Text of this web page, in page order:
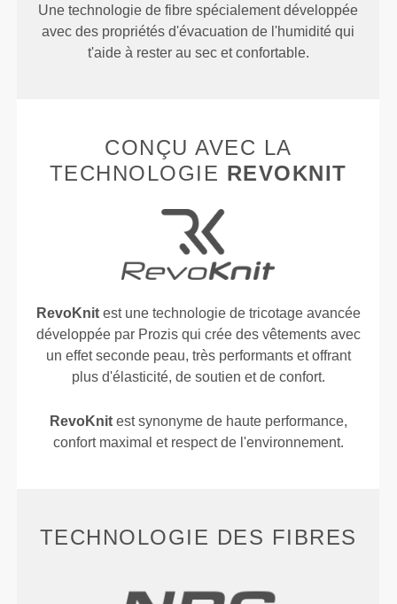
Une technologie de fibre spécialement développée
avec des propriétés d'évacuation de l'humidité qui
t'aide à rester au sec et confortable.
CONÇU AVEC LA
TECHNOLOGIE REVOKNIT
RevoKnitest une technologie de tricotage avancée
développée par Prozis qui crée des vêtements avec
un effet seconde peau, très performants et offrant
plus d'élasticité, de soutien et de confort.
RevoKnitest synonyme de haute performance,
confort maximal et respect de l'environnement.
TECHNOLOGIE DES FIBRES